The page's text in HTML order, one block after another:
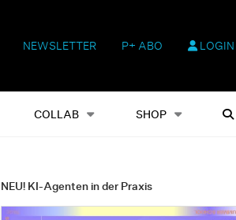
NEWSLETTER P+ ABO LOGIN
COLLAB SHOP
Shop Heftausgaben Suchen
NEU! KI-Agenten in der Praxis